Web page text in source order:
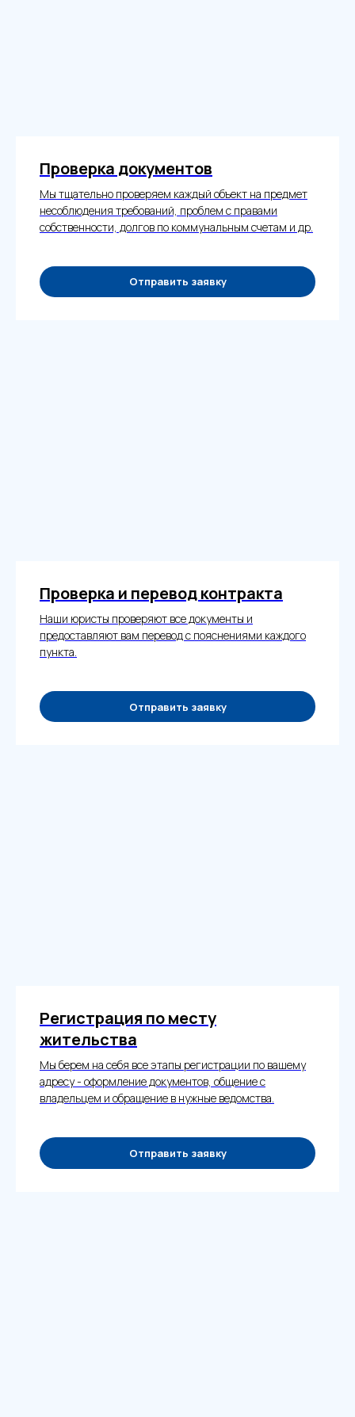
Проверка документов
Мы тщательно проверяем каждый объект на предмет
несоблюдения требований, проблем с правами
собственности, долгов по коммунальным счетам и др.
Отправить заявку
Проверка и перевод контракта
Наши юристы проверяют все документы и
предоставляют вам перевод с пояснениями каждого
пункта.
Отправить заявку
Регистрация по месту
жительства
Мы берем на себя все этапы регистрации по вашему
адресу - оформление документов, общение с
владельцем и обращение в нужные ведомства.
Отправить заявку